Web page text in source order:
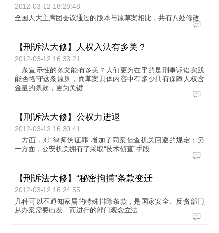
2012-03-12 18:28:48
全国人大主席团会议通过的版本与原草案相比，共有八处修改
【刑诉法大修】人权入法有多美？
2012-03-12 16:33:21
一条宣示性的条文能有多美？人们更为在乎的是刑事诉讼实践
能否恪守这条原则，而草案具体内容中有多少具有保障人权含
金量的条款，更为关键
【刑诉法大修】公权力进退
2012-03-12 16:30:41
一方面，对“律师伪证罪”增加了同案侦查机关回避的规定；另
一方面，公安机关拥有了采取“技术侦查”手段
【刑诉法大修】“秘密拘捕”条款变迁
2012-03-12 16:24:55
几种可以不通知家属的特殊排除条款，是国家安全、反贪部门
从办案需要出发，而进行的部门观念立法